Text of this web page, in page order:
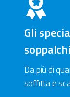
Gli
soppalchi
Da più di
soffitta e